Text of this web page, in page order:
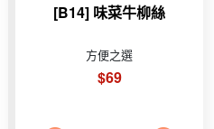
[B14] 味菜牛柳絲
方便之選
$69